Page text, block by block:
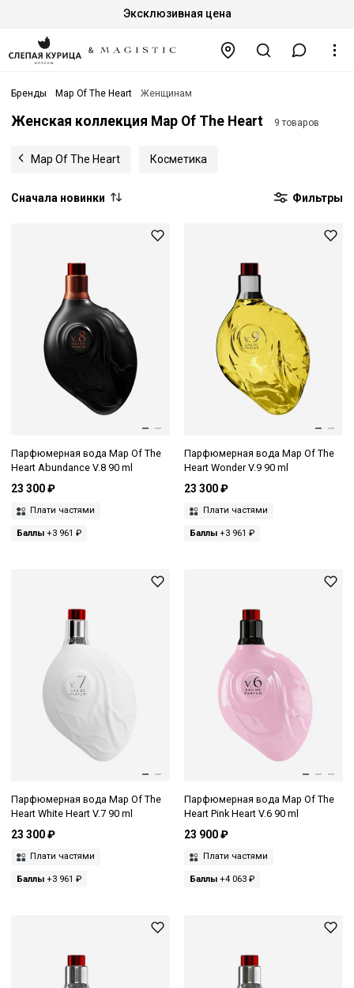
Эксклюзивная цена
Бренды Map Of The Heart Женщинам
Женская коллекция Map Of The Heart 9 товаров
Map Of The Heart Косметика
Сначала новинки Фильтры
Парфюмерная вода Map Of The
Heart Abundance V.8 90 ml
23 300 ₽
Плати частями
Баллы +3 961 ₽
Парфюмерная вода Map Of The
Heart Wonder V.9 90 ml
23 300 ₽
Плати частями
Баллы+3 961 ₽
Парфюмерная вода Map Of The
Heart White Heart V.7 90 ml
23 300 ₽
Плати частями
Баллы +3 961 ₽
Парфюмерная вода Map Of The
Heart Pink Heart V.6 90 ml
23 900 ₽
Плати частями
Баллы+4 063 ₽